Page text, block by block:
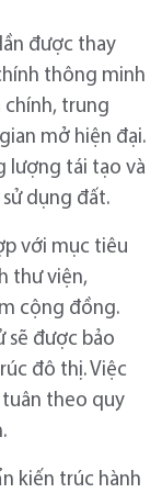
được thay
thông minh
chính, trung
mở hiện đại.
lượng tái tạo và
dụng đất.
với mục tiêu
thư viện,
cộng đồng.
sẽ được bảo
đô thị. Việc
tuân theo quy
kiến trúc hành